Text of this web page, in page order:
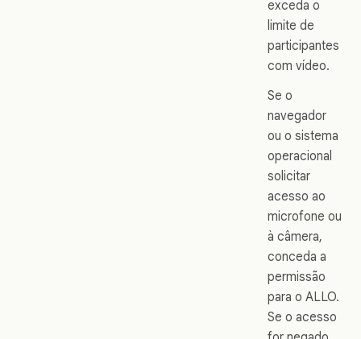
exceda o
limite de
participantes
com vídeo.
Se o
navegador
ou o sistema
operacional
solicitar
acesso ao
microfone ou
à câmera,
conceda a
permissão
para o ALLO.
Se o acesso